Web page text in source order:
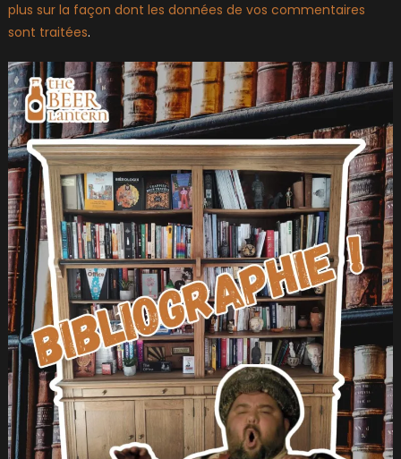
plus sur la façon dont les données de vos commentaires
sont traitées.